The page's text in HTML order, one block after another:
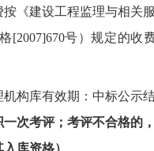
按《建设工程监理与相关
[2007]670号）规定的收
机构库有效期：中标公示
一次考评； 考评不合格的
入库资格） 。